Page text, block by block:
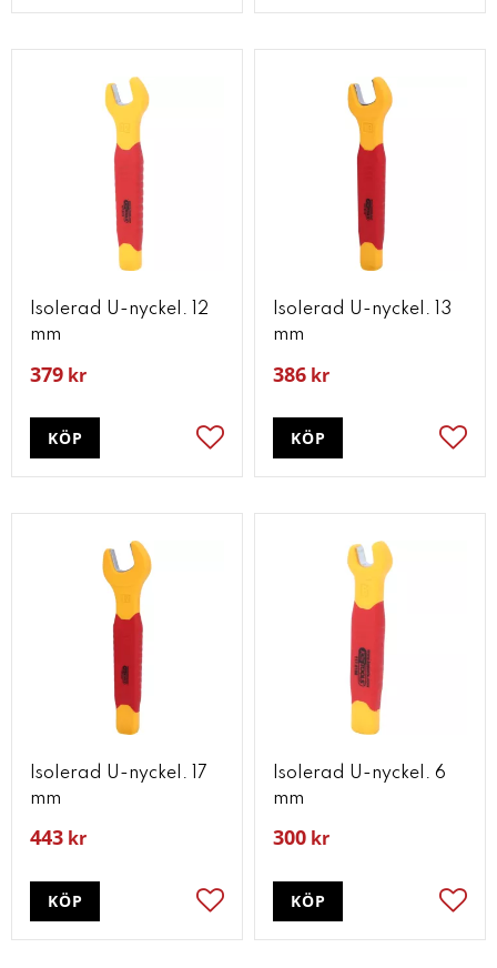
Isolerad U-nyckel. 12
mm
379 kr
Lägg till i favoriter
KÖP
Isolerad U-nyckel. 13
mm
386 kr
KÖP
Isolerad U-nyckel. 17
mm
443 kr
Lägg till i favoriter
KÖP
Isolerad U-nyckel. 6
mm
300 kr
KÖP